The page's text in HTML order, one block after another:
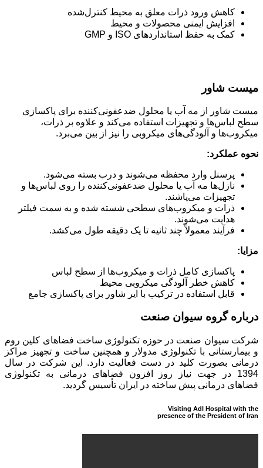
کاهش ورود ذرات معلق به محیط کنترل‌شده
افزایش ایمنی محصولات و محیط
کمک به حفظ استانداردهای ISO و GMP
میست شاور
میست شاور از مه آب یا محلول ضدعفونی‌کننده برای پاکسازی
سطح لباس‌ها و تجهیزات استفاده می‌کند و علاوه بر ذرات،
میکروب‌ها و آلودگی‌های میکروبی را نیز از بین می‌برد.
نحوه عملکرد:
پرسنل وارد محفظه می‌شوند و درب بسته می‌شود.
نازل‌ها مه آب یا محلول ضدعفونی‌کننده را روی لباس‌ها و
تجهیزات می‌پاشند.
ذرات و میکروب‌های سطحی شسته شده و به سمت فیلتر
هدایت می‌شوند.
فرآیند معمولاً چند ثانیه تا یک دقیقه طول می‌کشد.
مزایا:
پاکسازی کامل ذرات و میکروب‌ها از سطح لباس
کاهش خطر آلودگی میکروبی محیط
قابل استفاده در ترکیب با ایر شاور برای پاکسازی جامع
درباره گروه سیوان صنعت
شرکت سیوان صنعت در حوزه تکنولوژی ساخت فضاهای کلین روم
و بیمارستانی با تکنولوژی مدولار و همچنین ساخت و تجهیز مراکز
درمانی بصورت کلید در دست فعالیت دارد. این شرکت در سال
1394 در جهت نیاز روز افزون فضاهای درمانی به تکنولوژی
فضاهای درمانی پیش ساخته در ایران تأسیس گردید.
Visiting Adl Hospital with the
presence of the President of Iran